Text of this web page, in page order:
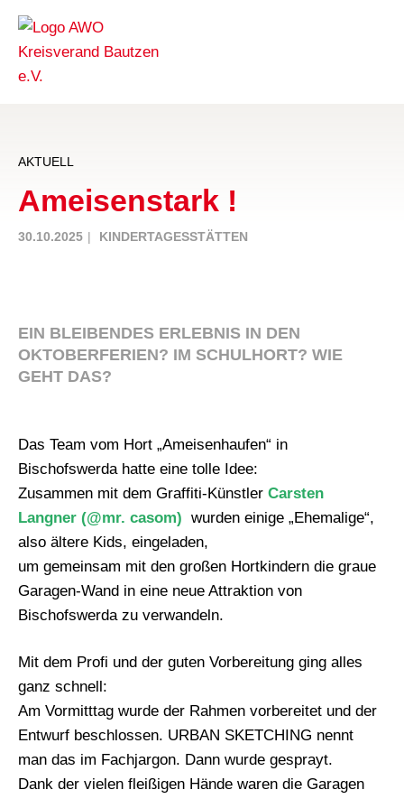
AKTUELL
Ameisenstark !
30.10.2025 KINDERTAGESSTÄTTEN
EIN BLEIBENDES ERLEBNIS IN DEN
OKTOBERFERIEN? IM SCHULHORT? WIE
GEHT DAS?
Das Team vom Hort „Ameisenhaufen“ in
Bischofswerda hatte eine tolle Idee:
Zusammen mit dem Graffiti-Künstler Carsten
Langner (@mr. casom) wurden einige „Ehemalige“,
also ältere Kids, eingeladen,
um gemeinsam mit den großen Hortkindern die graue
Garagen-Wand in eine neue Attraktion von
Bischofswerda zu verwandeln.
Mit dem Profi und der guten Vorbereitung ging alles
ganz schnell:
Am Vormitttag wurde der Rahmen vorbereitet und der
Entwurf beschlossen. URBAN SKETCHING nennt
man das im Fachjargon. Dann wurde gesprayt.
Dank der vielen fleißigen Hände waren die Garagen